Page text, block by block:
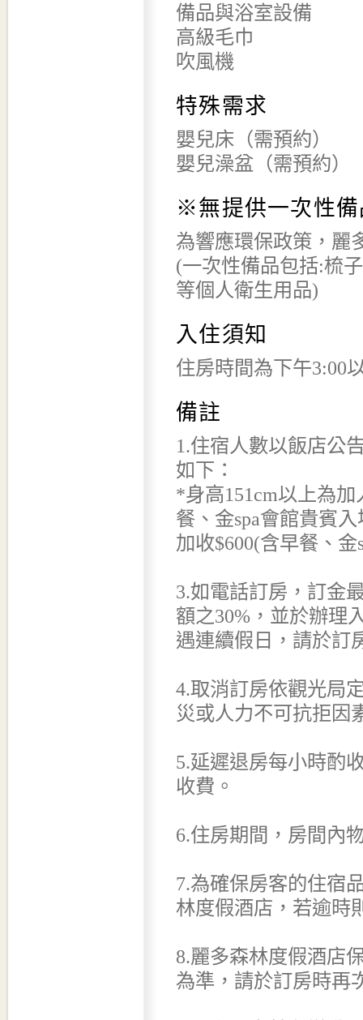
備品與浴室設備
高級毛巾
吹風機
特殊需求
嬰兒床（需預約）
嬰兒澡盆（需預約）
※無提供一次性備
為響應環保政策，麗
(一次性備品包括:梳
等個人衛生用品)
入住須知
住房時間為下午3:00
備註
1.住宿人數以飯店公
如下：
*身高151cm以上為
餐、金spa會館貴賓
加收$600(含早餐、
3.如電話訂房，訂金
額之30%，並於辦理
遇連續假日，請於訂
4.取消訂房依觀光局
災或人力不可抗拒因
5.延遲退房每小時酌
收費。
6.住房期間，房間內
7.為確保房客的住宿
林度假酒店，若逾時
8.麗多森林度假酒店
為準，請於訂房時再